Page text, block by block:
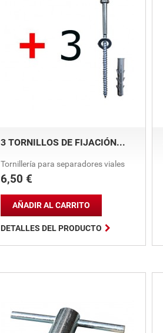
3 TORNILLOS DE FIJACIÓN...
Tornillería para separadores viales
Precio
6,50 €

AÑADIR AL CARRITO
DETALLES DEL PRODUCTO